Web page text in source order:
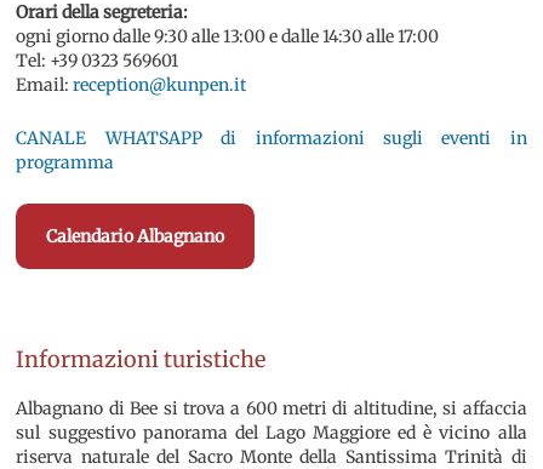
Orari della segreteria:
ogni giorno dalle 9:30 alle 13:00 e dalle 14:30 alle 17:00
Tel: +39 0323 569601
Email:reception@kunpen.it
CANALE WHATSAPP di informazioni sugli eventi in
programma
Calendario Albagnano
Informazioni turistiche
Albagnano di Bee si trova a 600 metri di altitudine, si affaccia
sul suggestivo panorama del Lago Maggiore ed è vicino alla
riserva naturale del Sacro Monte della Santissima Trinità di